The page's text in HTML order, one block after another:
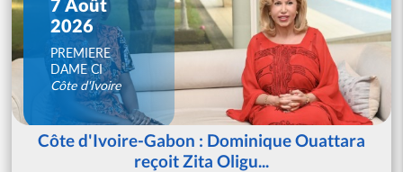
2026
PREMIERE
DAME CI
Côte d'Ivoire
Côte d'Ivoire-Gabon : Dominique Ouattara
reçoit Zita Oligu...